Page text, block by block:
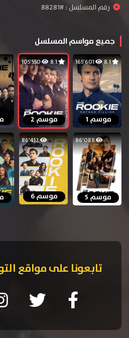
رقم المسلسل : #88281
جميع مواسم المسلسل
8.1
موسم 1
8.1 105٬550
موسم 2
86٬088
موسم 5
86٬412
موسم 6
تابعونا على مواقع